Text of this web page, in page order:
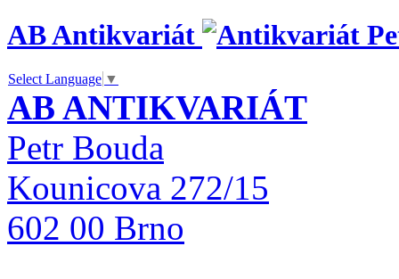
AB Antikvariát
Select Language ▼
AB ANTIKVARIÁT
Petr Bouda
Kounicova 272/15
602 00 Brno